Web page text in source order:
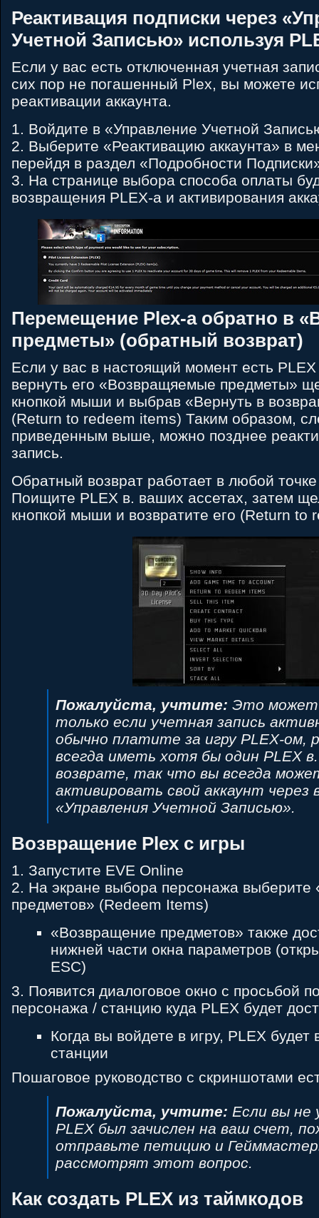
Реактивация подписки через
Учетной Записью» используя
Если у вас есть отключенная учетная
сих пор не погашенный Plex, вы можете
реактивации аккаунта.
1. Войдите в «Управление Учетной
2. Выберите «Реактивацию аккаунта» в
перейдя в раздел «Подробности
3. На странице выбора способа оплаты
возвращения PLEX-а и активирования
Перемещение Plex-а обратно в
предметы» (обратный возврат)
Если у вас в настоящий момент есть
вернуть его «Возвращяемые предметы»
кнопкой мыши и выбрав «Вернуть в
(Return to redeem items) Таким образом,
приведенным выше, можно позднее
запись.
Обратный возврат работает в любой
Поищите PLEX в. ваших ассетах, затем
кнопкой мыши и возвратите его (Return to
Пожалуйста, учтите: Это может
только если учетная запись
обычно платите за игру PLEX-ом,
всегда иметь хотя бы один PLEX
возврате, так что вы всегда
активировать свой аккаунт через
«Управления Учетной Записью».
Возвращение Plex с игры
1. Запустите EVE Online
2. На экране выбора персонажа выберите
предметов» (Redeem Items)
«Возвращение предметов» также
нижней части окна параметров
ESC)
3. Появится диалоговое окно с просьбой
персонажа / станцию куда PLEX будет
Когда вы войдете в игру, PLEX будет
станции
Пошаговое руководство с скриншотами
Пожалуйста, учтите: Если вы не
PLEX был зачислен на ваш счет,
отправьте петицию и
рассмотрят этот вопрос.
Как создать PLEX из таймкодов